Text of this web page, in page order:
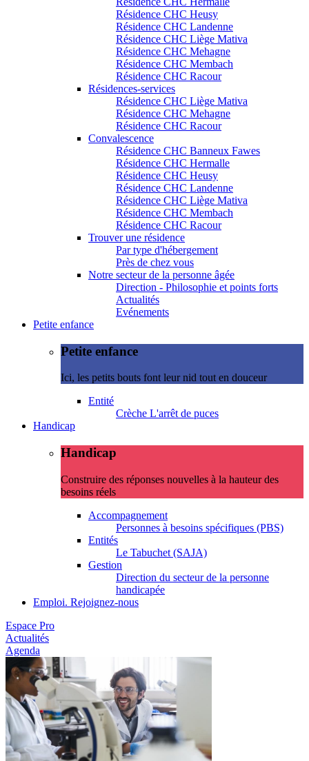
Résidence CHC Heusy
Résidence CHC Landenne
Résidence CHC Liège Mativa
Résidence CHC Mehagne
Résidence CHC Membach
Résidence CHC Racour
Résidences-services
Résidence CHC Liège Mativa
Résidence CHC Mehagne
Résidence CHC Racour
Convalescence
Résidence CHC Banneux Fawes
Résidence CHC Hermalle
Résidence CHC Heusy
Résidence CHC Landenne
Résidence CHC Liège Mativa
Résidence CHC Membach
Résidence CHC Racour
Trouver une résidence
Par type d'hébergement
Près de chez vous
Notre secteur de la personne âgée
Direction - Philosophie et points forts
Actualités
Evénements
Petite enfance
Petite enfance
Ici, les petits bouts font leur nid tout en douceur
Entité
Crèche L'arrêt de puces
Handicap
Handicap
Construire des réponses nouvelles à la hauteur des
besoins réels
Accompagnement
Personnes à besoins spécifiques (PBS)
Entités
Le Tabuchet (SAJA)
Gestion
Direction du secteur de la personne
handicapée
Emploi. Rejoignez-nous
Espace Pro
Actualités
Agenda